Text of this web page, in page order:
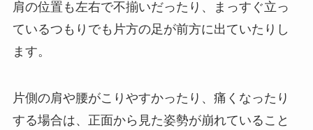
肩の位置も左右で不揃いだったり、まっすぐ立っ
ているつもりでも片方の足が前方に出ていたりし
ます。
片側の肩や腰がこりやすかったり、痛くなったり
する場合は、正面から見た姿勢が崩れていること